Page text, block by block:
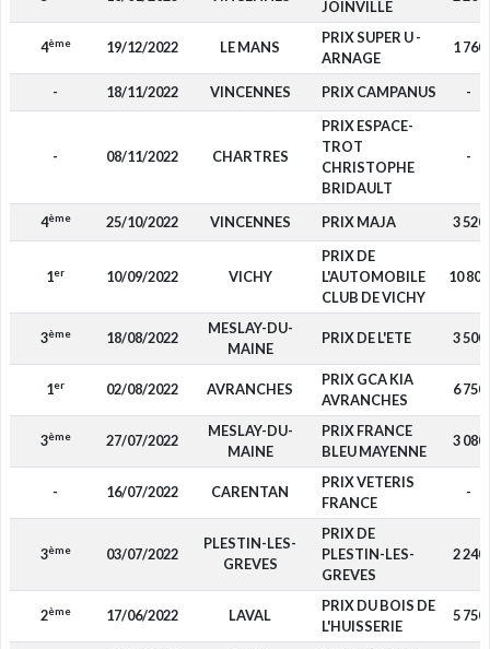
JOINVILLE
4ème 19/12/2022 LE MANS
PRIX SUPER U -
ARNAGE
1 760
- 18/11/2022 VINCENNES PRIX CAMPANUS -
- 08/11/2022 CHARTRES
PRIX ESPACE-
TROT
CHRISTOPHE
BRIDAULT
-
4ème 25/10/2022 VINCENNES PRIX MAJA 3 520
1er 10/09/2022 VICHY
PRIX DE
L'AUTOMOBILE
CLUB DE VICHY
10 800
3ème 18/08/2022
MESLAY-DU-
MAINE
PRIX DE L'ETE 3 500
1er 02/08/2022 AVRANCHES
PRIX GCA KIA
AVRANCHES
6 750
3ème 27/07/2022
MESLAY-DU-
MAINE
PRIX FRANCE
BLEU MAYENNE
3 080
- 16/07/2022 CARENTAN
PRIX VETERIS
FRANCE
-
3ème 03/07/2022
PLESTIN-LES-
GREVES
PRIX DE
PLESTIN-LES-
GREVES
2 240
2ème 17/06/2022 LAVAL
PRIX DU BOIS DE
L'HUISSERIE
5 750